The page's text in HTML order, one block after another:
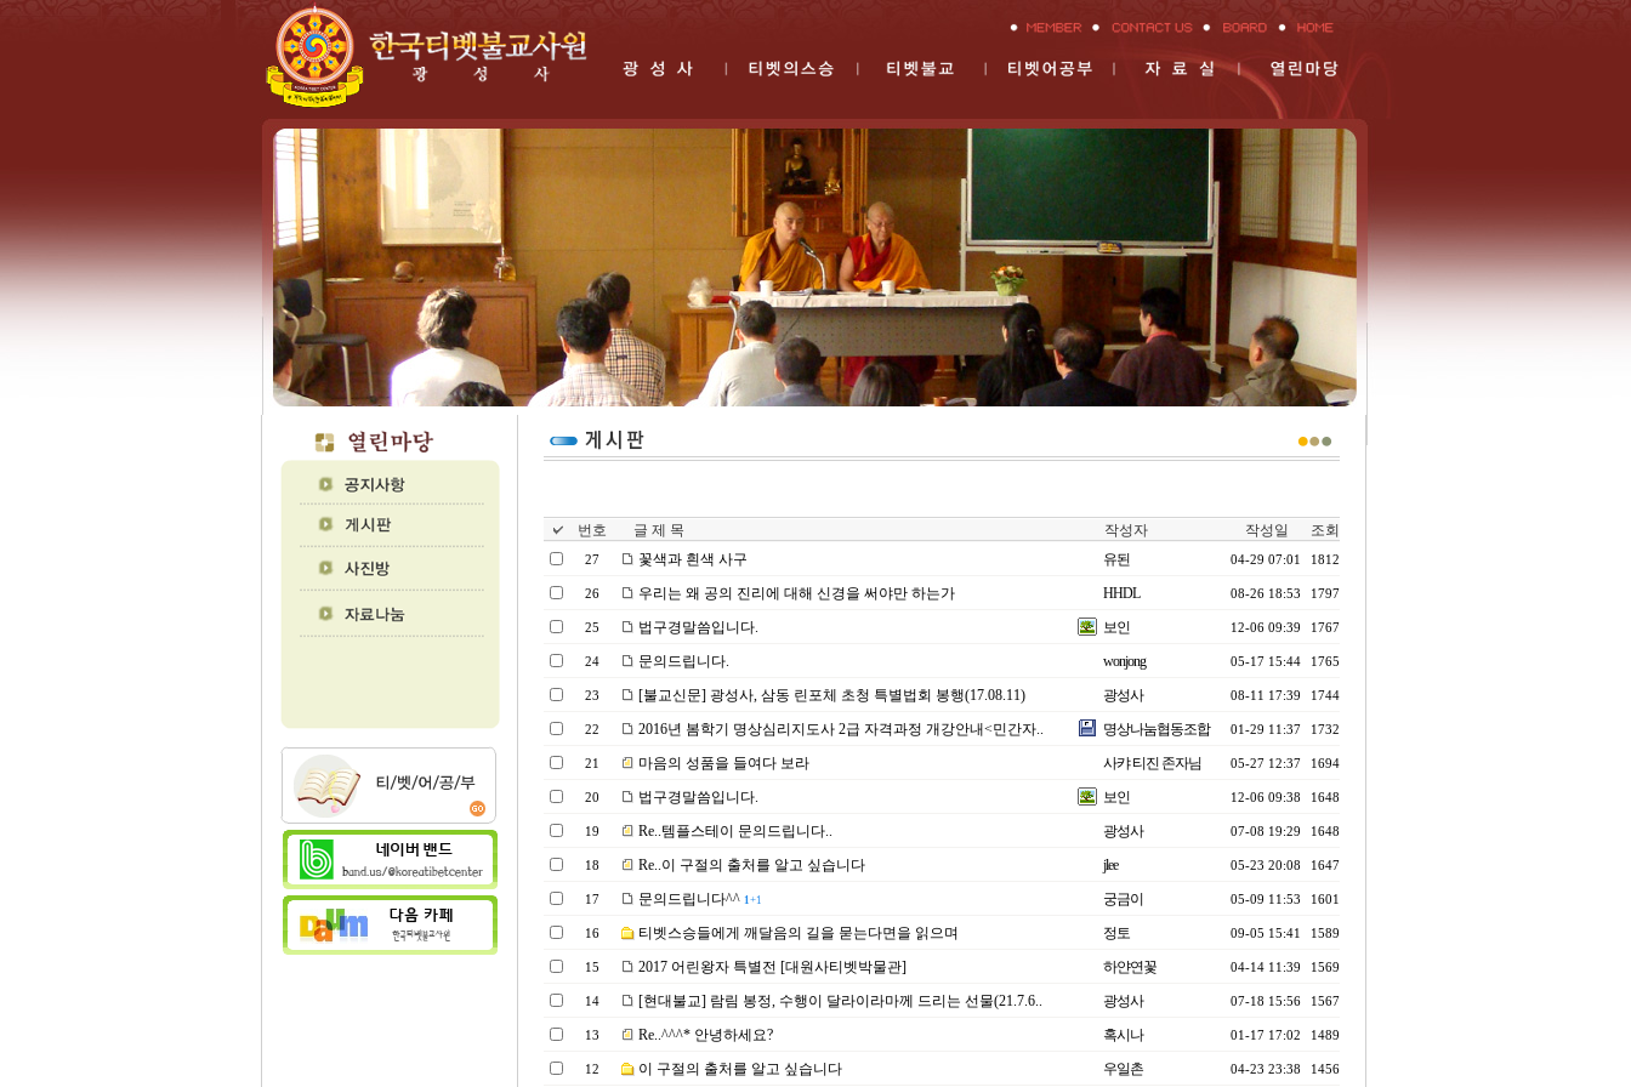
번호 글 제 목 작성자 작성일 조회
27 꽃색과 흰색 사구 유된 04-29 07:01 1812
26 우리는 왜 공의 진리에 대해 신경을 써야만 하는가 HHDL 08-26 18:53 1797
25 법구경말씀입니다. 보인 12-06 09:39 1767
24 문의드립니다. wonjong 05-17 15:44 1765
23 [불교신문] 광성사, 삼동 린포체 초청 특별법회 봉행(17.08.11) 광성사 08-11 17:39 1744
22 2016년 봄학기 명상심리지도사 2급 자격과정 개강안내<민간자.. 명상나눔협동조합 01-29 11:37 1732
21 마음의 성품을 들여다 보라 사캬 티진 존자님 05-27 12:37 1694
20 법구경말씀입니다. 보인 12-06 09:38 1648
19 Re..템플스테이 문의드립니다.. 광성사 07-08 19:29 1648
18 Re..이 구절의 출처를 알고 싶습니다 jlee 05-23 20:08 1647
17 문의드립니다^^ 1+1 궁금이 05-09 11:53 1601
16 티벳스승들에게 깨달음의 길을 묻는다면을 읽으며 정토 09-05 15:41 1589
15 2017 어린왕자 특별전 [대원사티벳박물관] 하얀연꽃 04-14 11:39 1569
14 [현대불교] 람림 봉정, 수행이 달라이라마께 드리는 선물(21.7.6.. 광성사 07-18 15:56 1567
13 Re..^^^* 안녕하세요? 혹시나 01-17 17:02 1489
12 이 구절의 출처를 알고 싶습니다 우일촌 04-23 23:38 1456